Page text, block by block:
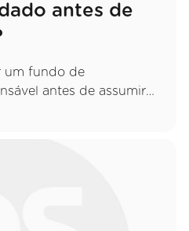
antes de
um fundo de
antes de assumir